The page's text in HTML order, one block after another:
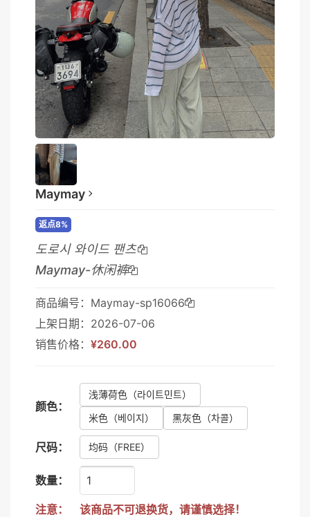
Maymay
返点8%
도로시 와이드 팬츠
Maymay-休闲裤
商品编号：Maymay-sp16066
上架日期：2026-07-06
销售价格： ¥260.00
颜色：
浅薄荷色 （라이트민트）
米色 （베이지） 黑灰色 （차콜）
尺码： 均码 （FREE）
数量：
注意： 该商品不可退换货，请谨慎选择！